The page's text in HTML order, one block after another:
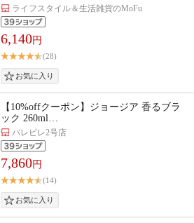
ライフスタイル＆生活雑貨のMoFu
6,140円
(28)
【10%offクーポン】ジョージア 香るブラ
ック 260ml…
バレビレ2号店
7,860円
(14)